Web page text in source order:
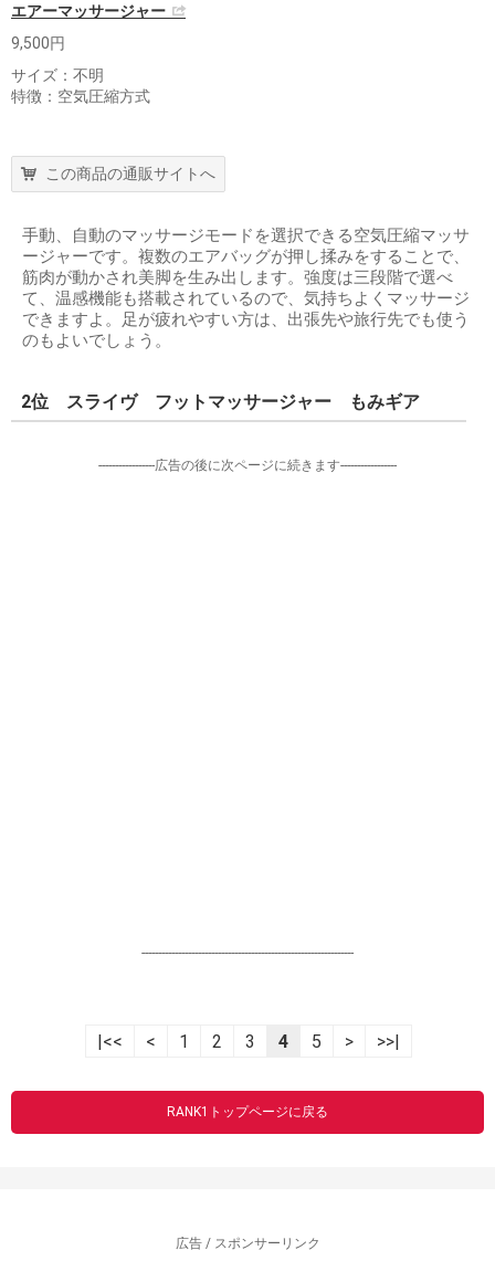
エアーマッサージャー
9,500円
サイズ：不明
特徴：空気圧縮方式
この商品の通販サイトへ
手動、自動のマッサージモードを選択できる空気圧縮マッサ
ージャーです。複数のエアバッグが押し揉みをすることで、
筋肉が動かされ美脚を生み出します。強度は三段階で選べ
て、温感機能も搭載されているので、気持ちよくマッサージ
できますよ。足が疲れやすい方は、出張先や旅行先でも使う
のもよいでしょう。
2位 スライヴ フットマッサージャー もみギア
-----------------広告の後に次ページに続きます-----------------
----------------------------------------------------------------
|<< < 1 2 3 4 5 > >>|
RANK1トップページに戻る
広告 / スポンサーリンク